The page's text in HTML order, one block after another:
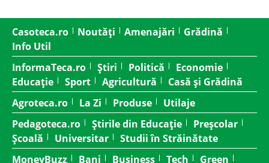
Casoteca.ro Noutăți Amenajări
Grădină
Info Util
InformaTeca.ro
Știri Politică
Economie
Educație
Sport Agricultură
Casă și Grădină
Agroteca.ro
La Zi Produse
Utilaje
Pedagoteca.ro
Știrile din Educație
Preșcolar
Școală
Universitar
Studii în Străinătate
MoneyBuzz
Bani Business Tech Green